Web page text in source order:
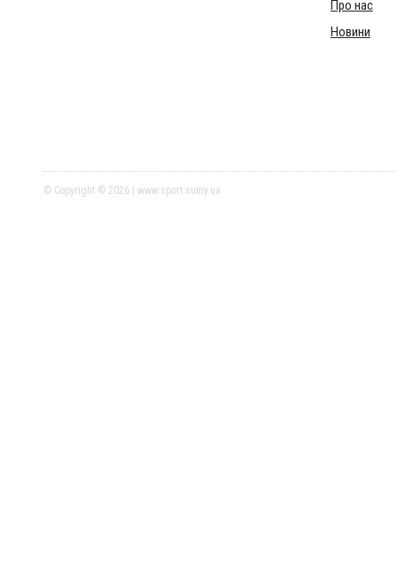
Про нас
Новини
© Copyright © 2026 | www.sport.sumy.ua